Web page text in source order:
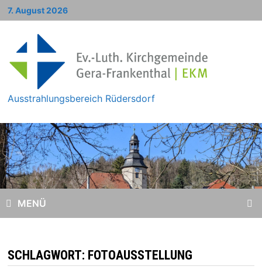
Zum
Inhalt
7. August 2026
Ausstrahlungsbereich Rüdersdorf
MENÜ
SCHLAGWORT: FOTOAUSSTELLUNG